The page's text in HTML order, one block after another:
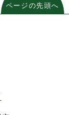
ページの先頭へ